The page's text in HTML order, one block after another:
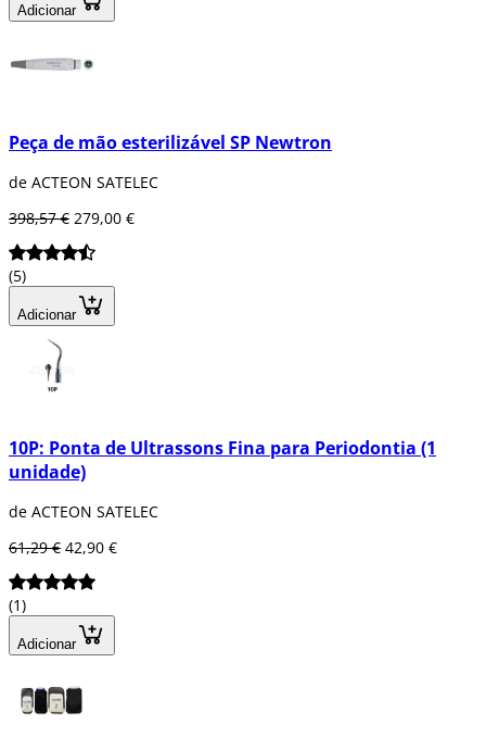
Adicionar
Peça de mão esterilizável SP Newtron
de ACTEON SATELEC
398,57 € 279,00 €
(5)
Adicionar
10P: Ponta de Ultrassons Fina para Periodontia (1
unidade)
de ACTEON SATELEC
61,29 € 42,90 €
(1)
Adicionar